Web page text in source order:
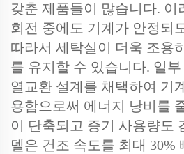
갖춘 제품들이 많습니다. 이
회전 중에도 기계가 안정되
따라서 세탁실이 더욱 조용
를 유지할 수 있습니다. 일
열교환 설계를 채택하여 기
용함으로써 에너지 낭비를
이 단축되고 증기 사용량도
델은 건조 속도를 최대 30%